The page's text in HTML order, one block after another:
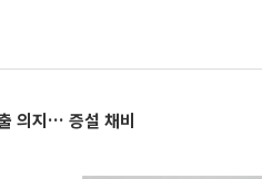
의지… 증설 채비